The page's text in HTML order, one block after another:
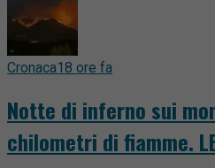
Cronaca18 ore fa
Notte di inferno sui
chilometri di fiamme.